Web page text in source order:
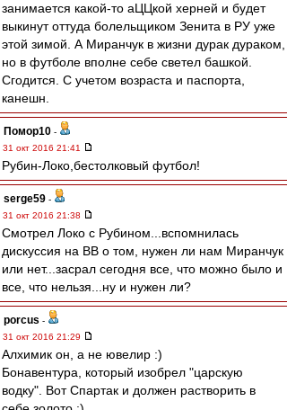
занимается какой-то аЦЦкой херней и будет
выкинут оттуда болельщиком Зенита в РУ уже
этой зимой. А Миранчук в жизни дурак дураком,
но в футболе вполне себе светел башкой.
Сгодится. С учетом возраста и паспорта,
канешн.
Помор10 -
31 окт 2016 21:41
Рубин-Локо,бестолковый футбол!
serge59 -
31 окт 2016 21:38
Смотрел Локо с Рубином...вспомнилась
дискуссия на ВВ о том, нужен ли нам Миранчук
или нет...засрал сегодня все, что можно было и
все, что нельзя...ну и нужен ли?
porcus -
31 окт 2016 21:29
Алхимик он, а не ювелир :)
Бонавентура, который изобрел "царскую
водку". Вот Спартак и должен растворить в